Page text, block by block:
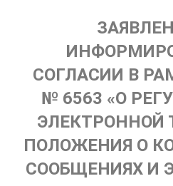
СОГЛАСИИ В
№ 6563 «О
ЭЛЕКТРОННОЙ
ПОЛОЖЕНИЯ О
СООБЩЕНИЯХ И